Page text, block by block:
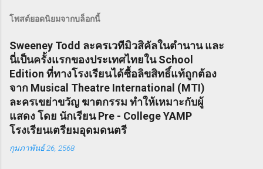
โพสต์ยอดนิยมจากบล็อกนี้
Sweeney Todd ละครเวทีมิวสิคัลในตำนาน และ
นี่เป็นครั้งแรกของประเทศไทยใน School
Edition ที่ทางโรงเรียนได้ซื้อลิขสิทธิ์แท้ถูกต้อง
จาก Musical Theatre International (MTI)
ละครเขย่าขวัญ ฆาตกรรม ทำให้เหมาะกับผู้
แสดง โดย นักเรียน Pre - College YAMP
โรงเรียนเตรียมอุดมดนตรี
กุมภาพันธ์ 26, 2568